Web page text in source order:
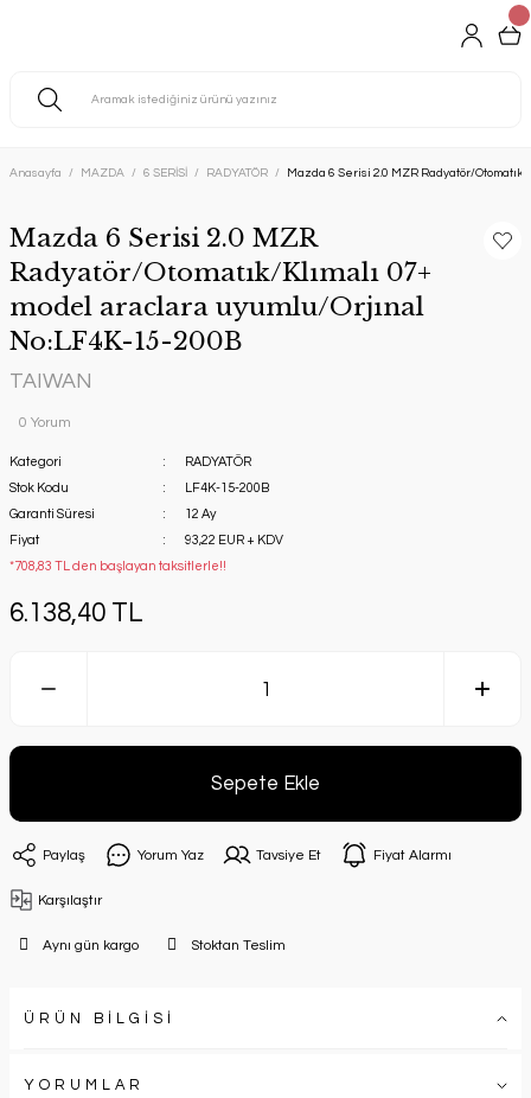
Anasayfa MAZDA 6 SERİSİ RADYATÖR Mazda 6 Serisi 2.0 MZR Radyatör/
Mazda 6 Serisi 2.0 MZR
Radyatör/Otomatık/Klımalı 07+
model araclara uyumlu/Orjınal
No:LF4K-15-200B
TAIWAN
0 Yorum
Kategori
RADYATÖR
Stok Kodu
LF4K-15-200B
Garanti Süresi
12 Ay
Fiyat
93,22 EUR + KDV
*708,83 TL den başlayan taksitlerle!!
6.138,40 TL
Sepete Ekle
Paylaş Yorum Yaz Tavsiye Et Fiyat Alarmı
Karşılaştır
Aynı gün kargo Stoktan Teslim
ÜRÜN BİLGİSİ
YORUMLAR